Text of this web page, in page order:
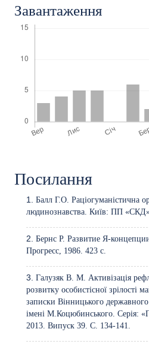
Завантаження
Посилання
Балл Г.О. Раціогуманістична
людинознавства. Київ: ПП
Бернс Р. Развитие Я-
Прогресс, 1986. 423 с.
Галузяк В. М. Активізація
розвитку особистісної зрілості
записки Вінницького державного
імені М.Коцюбинського. Серія:
2013. Випуск 39. С. 134-141.